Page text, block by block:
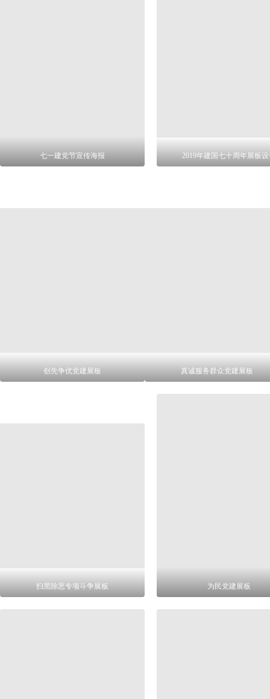
七一建党节宣传海报 2019年建国七十周年展板
创先争优党建展板 真诚服务群众党建展板
扫黑除恶专项斗争展板 为民党建展板